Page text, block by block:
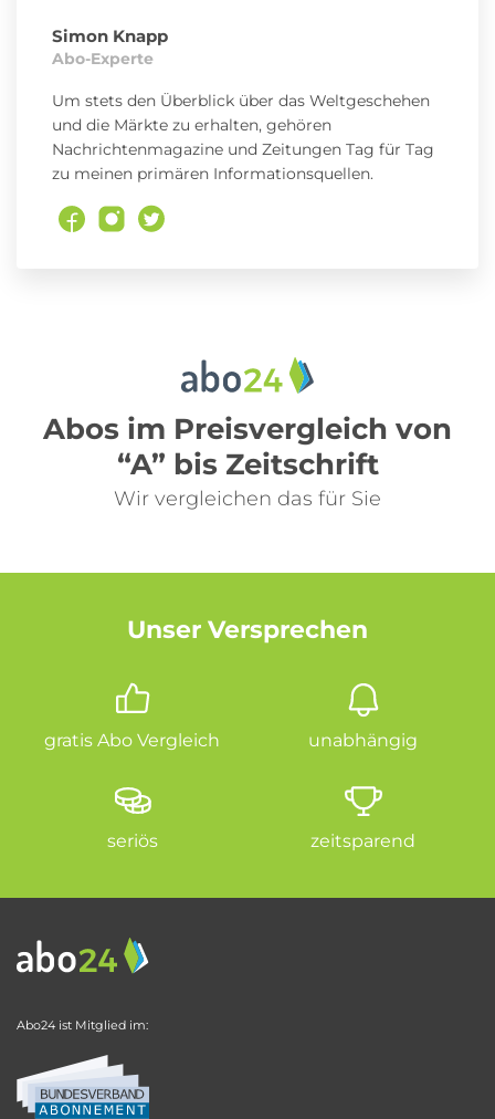
Simon Knapp
Abo-Experte
Um stets den Überblick über das Weltgeschehen
und die Märkte zu erhalten, gehören
Nachrichtenmagazine und Zeitungen Tag für Tag
zu meinen primären Informationsquellen.
Abos im Preisvergleich von
“A” bis Zeitschrift
Wir vergleichen das für Sie
Unser Versprechen
gratis Abo Vergleich unabhängig
seriös zeitsparend
Abo24 ist Mitglied im: